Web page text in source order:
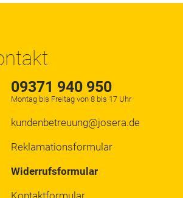
09371 940 950
Montag bis Freitag von 8 bis 17 Uhr
kundenbetreuung@josera.de
Reklamationsformular
Widerrufsformular
Kontaktformular